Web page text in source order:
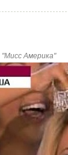
"Мисс Америка"